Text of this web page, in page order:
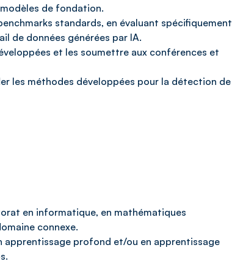
de fondation.
standards, en évaluant spécifiquement
de données générées par IA.
et les soumettre aux conférences et
les méthodes développées pour la détection de
en informatique, en mathématiques
connexe.
apprentissage profond et/ou en apprentissage